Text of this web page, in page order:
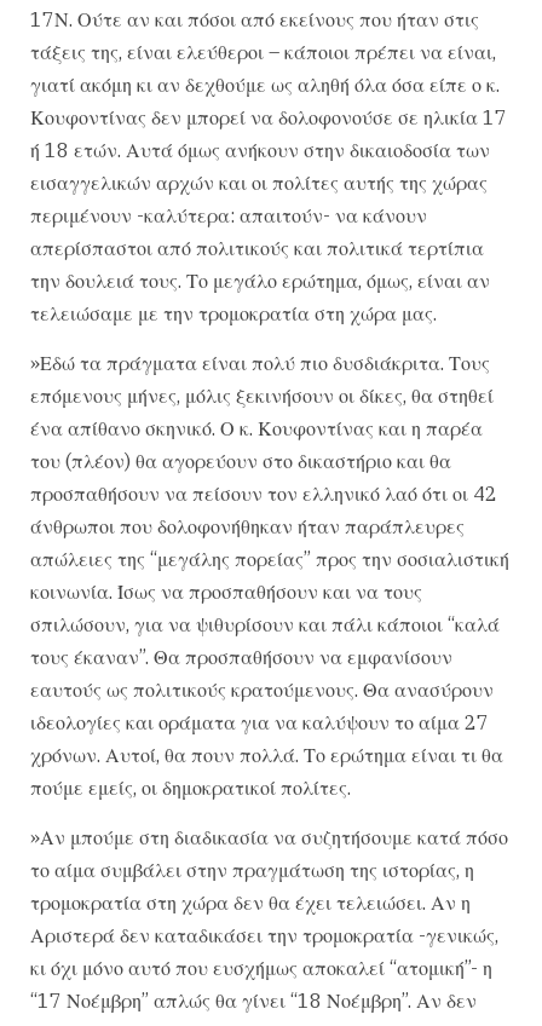
17Ν. Ούτε αν και πόσοι από εκείνους που ήταν στις
τάξεις της, είναι ελεύθεροι – κάποιοι πρέπει να είναι,
γιατί ακόμη κι αν δεχθούμε ως αληθή όλα όσα είπε ο κ.
Κουφοντίνας δεν μπορεί να δολοφονούσε σε ηλικία 17
ή 18 ετών. Αυτά όμως ανήκουν στην δικαιοδοσία των
εισαγγελικών αρχών και οι πολίτες αυτής της χώρας
περιμένουν -καλύτερα: απαιτούν- να κάνουν
απερίσπαστοι από πολιτικούς και πολιτικά τερτίπια
την δουλειά τους. Το μεγάλο ερώτημα, όμως, είναι αν
τελειώσαμε με την τρομοκρατία στη χώρα μας.
»Εδώ τα πράγματα είναι πολύ πιο δυσδιάκριτα. Τους
επόμενους μήνες, μόλις ξεκινήσουν οι δίκες, θα στηθεί
ένα απίθανο σκηνικό. Ο κ. Κουφοντίνας και η παρέα
του (πλέον) θα αγορεύουν στο δικαστήριο και θα
προσπαθήσουν να πείσουν τον ελληνικό λαό ότι οι 42
άνθρωποι που δολοφονήθηκαν ήταν παράπλευρες
απώλειες της “μεγάλης πορείας” προς την σοσιαλιστική
κοινωνία. Ίσως να προσπαθήσουν και να τους
σπιλώσουν, για να ψιθυρίσουν και πάλι κάποιοι “καλά
τους έκαναν”. Θα προσπαθήσουν να εμφανίσουν
εαυτούς ως πολιτικούς κρατούμενους. Θα ανασύρουν
ιδεολογίες και οράματα για να καλύψουν το αίμα 27
χρόνων. Αυτοί, θα πουν πολλά. Το ερώτημα είναι τι θα
πούμε εμείς, οι δημοκρατικοί πολίτες.
»Αν μπούμε στη διαδικασία να συζητήσουμε κατά πόσο
το αίμα συμβάλει στην πραγμάτωση της ιστορίας, η
τρομοκρατία στη χώρα δεν θα έχει τελειώσει. Αν η
Αριστερά δεν καταδικάσει την τρομοκρατία -γενικώς,
κι όχι μόνο αυτό που ευσχήμως αποκαλεί “ατομική”- η
“17 Νοέμβρη” απλώς θα γίνει “18 Νοέμβρη”. Αν δεν